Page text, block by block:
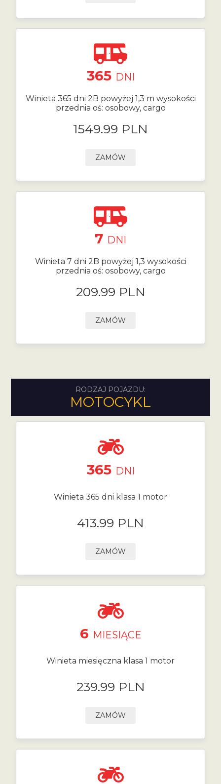
365 DNI
Winieta 365 dni 2B powyżej 1,3 m wysokości
przednia oś: osobowy, cargo
1549.99 PLN
ZAMÓW
7 DNI
Winieta 7 dni 2B powyżej 1,3 wysokości
przednia oś: osobowy, cargo
209.99 PLN
ZAMÓW
RODZAJ POJAZDU:
MOTOCYKL
365 DNI
Winieta 365 dni klasa 1 motor
413.99 PLN
ZAMÓW
6 MIESIĄCE
Winieta miesięczna klasa 1 motor
239.99 PLN
ZAMÓW